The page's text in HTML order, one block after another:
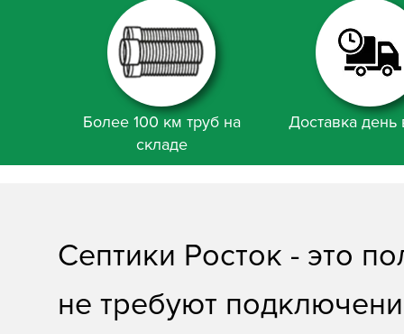
Более 100 км труб на
складе
Доставка день
Септики Росток - это
не требуют